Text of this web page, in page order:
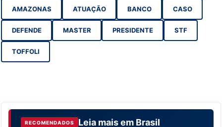
AMAZONAS ATUAÇÃO BANCO CASO
DEFENDE MASTER PRESIDENTE STF
TOFFOLI
RECOMENDADOS Leia mais em Brasil